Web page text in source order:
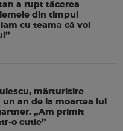
a rupt tăcerea
din timpul
cu teama că voi
mărturisire
un an de la moartea lui
„Am primit
o cutie”